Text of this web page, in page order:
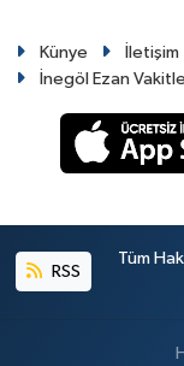
Künye İletişim
İnegöl Ezan
RSS
Tüm